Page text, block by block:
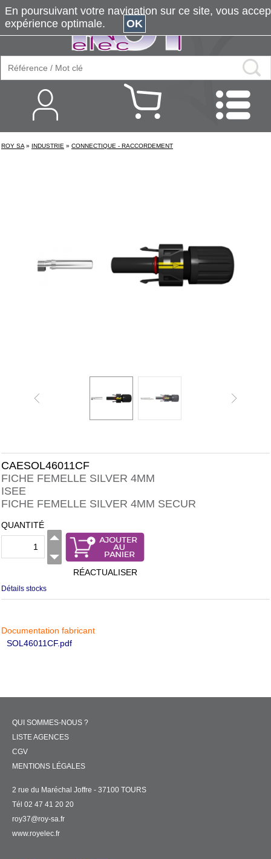
ROY SA » INDUSTRIE » CONNECTIQUE - RACCORDEMENT
CAESOL46011CF
FICHE FEMELLE SILVER 4MM
ISEE
FICHE FEMELLE SILVER 4MM SECUR
QUANTITÉ
RÉACTUALISER
Détails stocks
Documentation fabricant
SOL46011CF.pdf
QUI SOMMES-NOUS ?
LISTE AGENCES
CGV
MENTIONS LÉGALES
2 rue du Maréchal Joffre - 37100 TOURS
Tél 02 47 41 20 20
roy37@roy-sa.fr
www.royelec.fr
En poursuivant votre navigation sur ce site, vous
expérience optimale.
OK